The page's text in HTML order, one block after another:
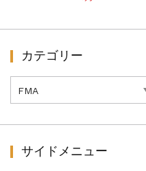
カテゴリー
テ
ゴ
サイドメニュー